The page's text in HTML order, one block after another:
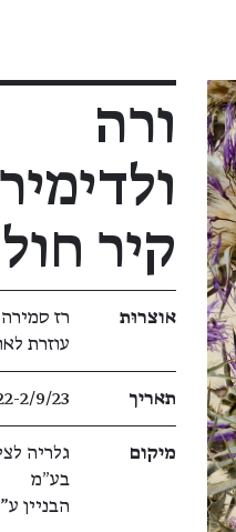
ורה
קיר חול
אוצרוּת
רז סמירה
עוזרת
תאריך ​2/9/23
מיקום
בע״מ
הבניין